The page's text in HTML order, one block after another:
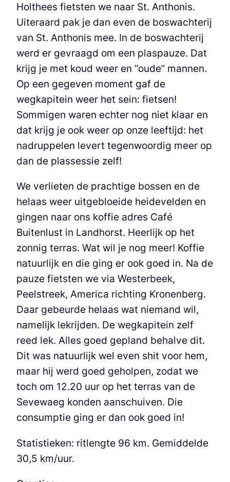
Holthees fietsten we naar St. Anthonis.
Uiteraard pak je dan even de boswachterij
van St. Anthonis mee. In de boswachterij
werd er gevraagd om een plaspauze. Dat
krijg je met koud weer en “oude” mannen.
Op een gegeven moment gaf de
wegkapitein weer het sein: fietsen!
Sommigen waren echter nog niet klaar en
dat krijg je ook weer op onze leeftijd: het
nadruppelen levert tegenwoordig meer op
dan de plassessie zelf!
We verlieten de prachtige bossen en de
helaas weer uitgebloeide heidevelden en
gingen naar ons koffie adres Café
Buitenlust in Landhorst. Heerlijk op het
zonnig terras. Wat wil je nog meer! Koffie
natuurlijk en die ging er ook goed in. Na de
pauze fietsten we via Westerbeek,
Peelstreek, America richting Kronenberg.
Daar gebeurde helaas wat niemand wil,
namelijk lekrijden. De wegkapitein zelf
reed lek. Alles goed gepland behalve dit.
Dit was natuurlijk wel even shit voor hem,
maar hij werd goed geholpen, zodat we
toch om 12.20 uur op het terras van de
Sevewaeg konden aanschuiven. Die
consumptie ging er dan ook goed in!
Statistieken: ritlengte 96 km. Gemiddelde
30,5 km/uur.